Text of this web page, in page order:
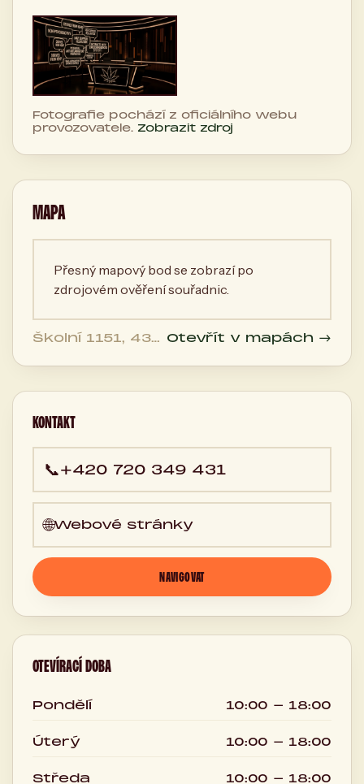
Fotografie pochází z oficiálního webu
provozovatele. Zobrazit zdroj
MAPA
Přesný mapový bod se zobrazí po
zdrojovém ověření souřadnic.
Školní 1151, 430
Česká
Otevřít v mapách →
KONTAKT
📞+420 720 349 431
🌐Webové stránky
NAVIGOVAT
OTEVÍRACÍ DOBA
Pondělí 10:00 - 18:00
Úterý 10:00 - 18:00
Středa 10:00 - 18:00